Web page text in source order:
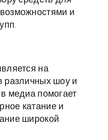
и
на
различных шоу и
медиа помогает
катание и
широкой